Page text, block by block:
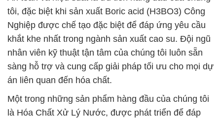
sàng hỗ trợ và cung cấp giải pháp tối ưu cho mọi dự
án liên quan đến hóa chất.
Một trong những sản phẩm hàng đầu của chúng tôi
là Hóa Chất Xử Lý Nước, được phát triển để đáp
ứng nhu cầu đa dạng của các ngành công nghiệp.
Chúng tôi tự hào cung cấp Hydrogen Peroxide
(H2O2) – một sản phẩm chất lượng cao đảm bảo
an toàn và hiệu suất.